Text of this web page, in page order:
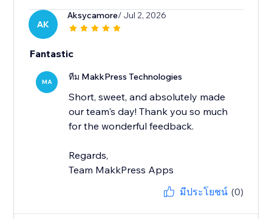
AK
Aksycamore/ Jul 2, 2026
Fantastic
MA ทีม MakkPress Technologies
Short, sweet, and absolutely made
our team's day! Thank you so much
for the wonderful feedback.
Regards,
Team MakkPress Apps
มีประโยชน์ (0)